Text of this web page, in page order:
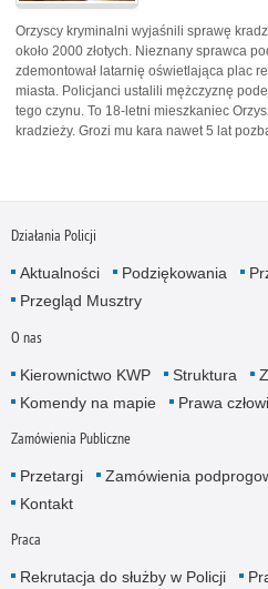
Orzyscy kryminalni wyjaśnili sprawę
około 2000 złotych. Nieznany sprawca
zdemontował latarnię oświetlająca plac
miasta. Policjanci ustalili mężczyznę
tego czynu. To 18-letni mieszkaniec
kradzieży. Grozi mu kara nawet 5 lat
Działania Policji
Aktualności Podziękowania
Przegląd Musztry
O nas
Kierownictwo KWP Struktura
Komendy na mapie
Prawa
Zamówienia Publiczne
Przetargi Zamówienia
Kontakt
Praca
Rekrutacja do służby w Policji